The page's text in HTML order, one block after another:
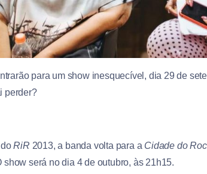
para um show inesquecível, dia 29 de
perder?
doRiR 2013, a banda volta para a Cidade do
show será no dia 4 de outubro, às 21h15.